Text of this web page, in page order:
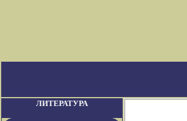
ЛИТЕРАТУРА